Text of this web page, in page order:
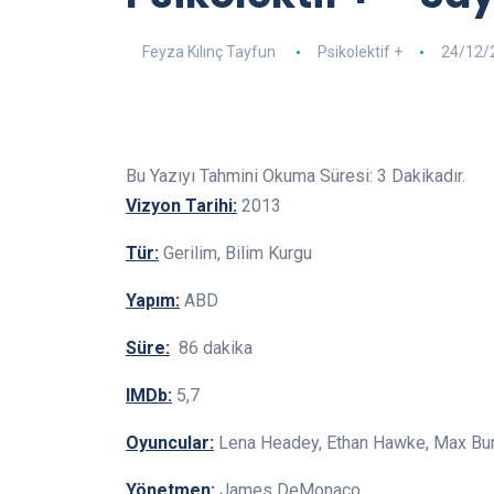
Feyza Kılınç Tayfun Psikolektif + 24/12/
Bu Yazıyı Tahmini Okuma Süresi: 3 Dakikadır.
Vizyon Tarihi: 2013
Tür: Gerilim, Bilim Kurgu
Yapım: ABD
Süre: 86 dakika
IMDb: 5,7
Oyuncular: Lena Headey, Ethan Hawke, Max